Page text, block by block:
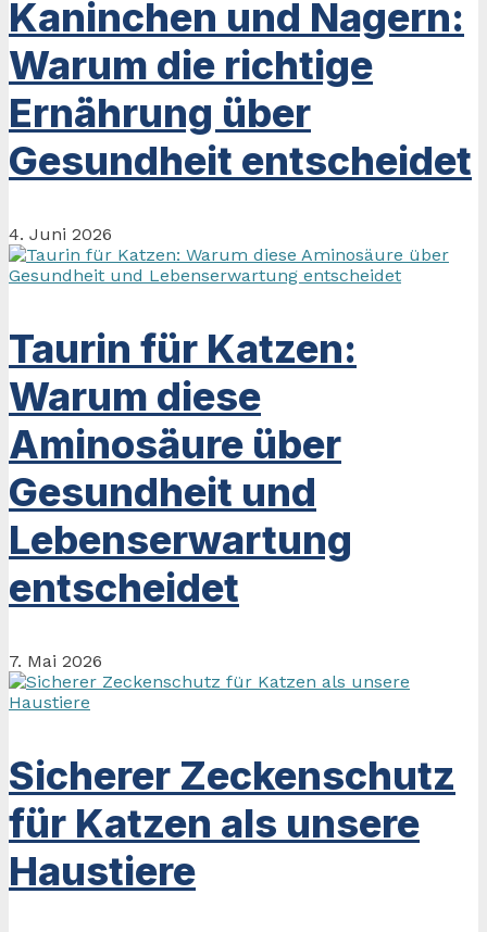
Kaninchen und Nagern:
Warum die richtige
Ernährung über
Gesundheit entscheidet
4. Juni 2026
Taurin für Katzen:
Warum diese
Aminosäure über
Gesundheit und
Lebenserwartung
entscheidet
7. Mai 2026
Sicherer Zeckenschutz
für Katzen als unsere
Haustiere